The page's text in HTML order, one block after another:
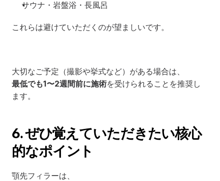
サウナ・岩盤浴・長風呂
これらは避けていただくのが望ましいです。
大切なご予定（撮影や挙式など）がある場合は、
最低でも1〜2週間前に施術を受けられることを推奨し
ます。
6. ぜひ覚えていただきたい核心
的なポイント
顎先フィラーは、